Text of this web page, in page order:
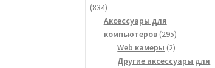
834834
товара
Аксессуары для
компьютеров 295295
товаров
Web камеры 22
товара
Другие аксессуары для